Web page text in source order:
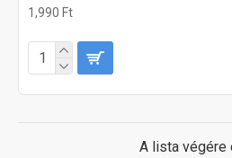
1,990 Ft
A lista végére